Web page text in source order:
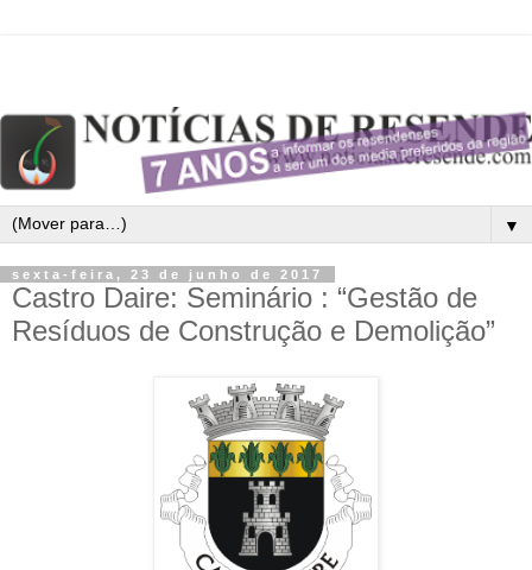
▼
sexta-feira, 23 de junho de 2017
Castro Daire: Seminário : “Gestão de
Resíduos de Construção e Demolição”